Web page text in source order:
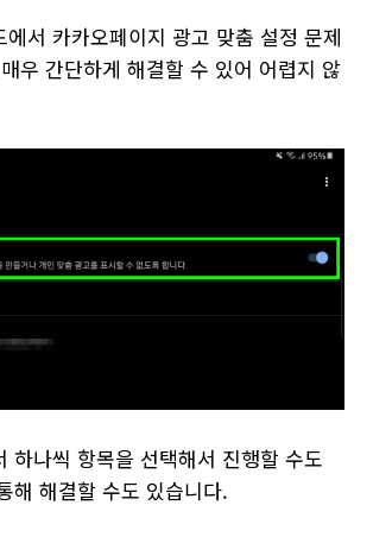
에서 카카오페이지 광고 맞춤 설정 문제
우 간단하게 해결할 수 있어 어렵지 않
하나씩 항목을 선택해서 진행할 수도
해 해결할 수도 있습니다.